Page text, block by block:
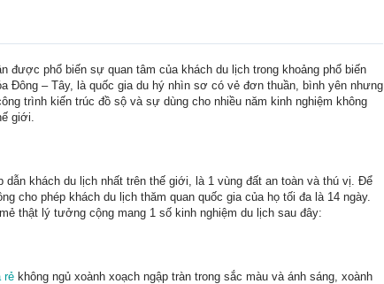
được phổ biến sự quan tâm của khách du lịch trong khoảng phổ biến
Đông – Tây, là quốc gia du hý nhìn sơ có vẻ đơn thuần, bình yên nhưng
trình kiến trúc đồ sộ và sự dùng cho nhiều năm kinh nghiệm không
giới.
dẫn khách du lịch nhất trên thế giới, là 1 vùng đất an toàn và thú vị. Để
cho phép khách du lịch thăm quan quốc gia của họ tối đa là 14 ngày.
thật lý tưởng cộng mang 1 số kinh nghiệm du lịch sau đây:
rẻ không ngủ xoành xoạch ngập tràn trong sắc màu và ánh sáng, xoành